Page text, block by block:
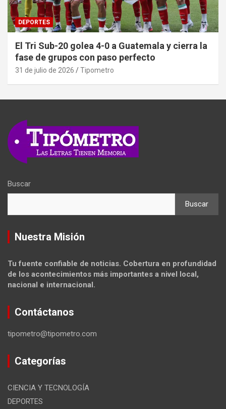
DEPORTES
El Tri Sub-20 golea 4-0 a Guatemala y cierra la
fase de grupos con paso perfecto
31 de julio de 2026 Tipometro
Buscar
Buscar
Nuestra Misión
Tu fuente confiable de noticias. Cobertura en profundidad
de los acontecimientos más importantes a nivel local,
nacional e internacional.
Contáctanos
tipometro@tipometro.com
Categorías
CIENCIA Y TECNOLOGÍA
DEPORTES